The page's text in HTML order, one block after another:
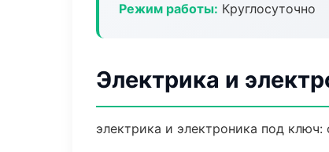
Режим работы: Круглосуточно
Электрика и
электрика и электроника под